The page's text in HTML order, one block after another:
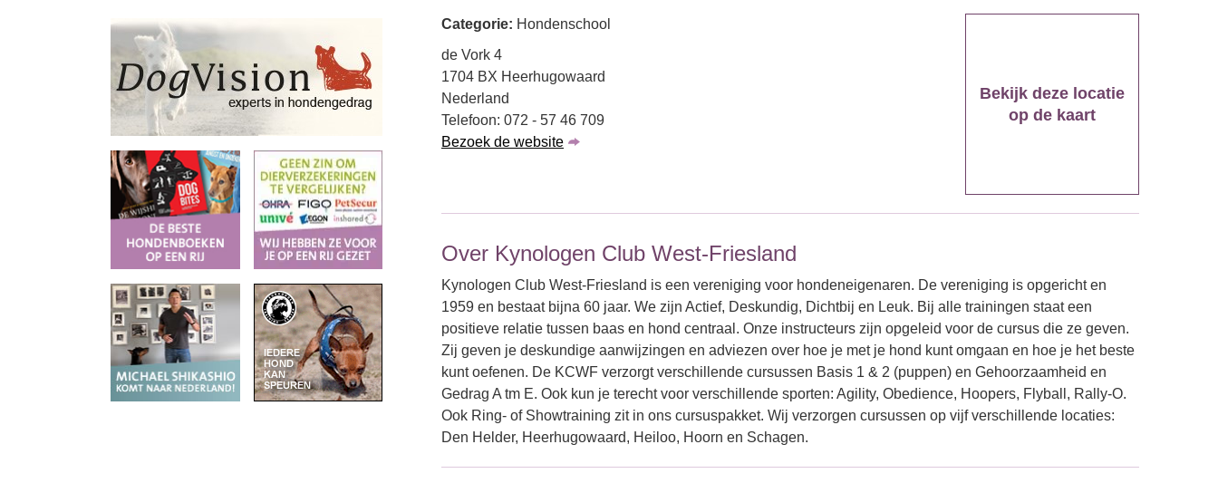
Categorie: Hondenschool
de Vork 4
1704 BX Heerhugowaard
Nederland
Telefoon: 072 - 57 46 709
Bezoek de website
Bekijk deze locatie
op de kaart
Over Kynologen Club West-Friesland
Kynologen Club West-Friesland is een vereniging voor hondeneigenaren. De vereniging is opgericht en
1959 en bestaat bijna 60 jaar. We zijn Actief, Deskundig, Dichtbij en Leuk. Bij alle trainingen staat een
positieve relatie tussen baas en hond centraal. Onze instructeurs zijn opgeleid voor de cursus die ze geven.
Zij geven je deskundige aanwijzingen en adviezen over hoe je met je hond kunt omgaan en hoe je het beste
kunt oefenen. De KCWF verzorgt verschillende cursussen Basis 1 & 2 (puppen) en Gehoorzaamheid en
Gedrag A tm E. Ook kun je terecht voor verschillende sporten: Agility, Obedience, Hoopers, Flyball, Rally-O.
Ook Ring- of Showtraining zit in ons cursuspakket. Wij verzorgen cursussen op vijf verschillende locaties:
Den Helder, Heerhugowaard, Heiloo, Hoorn en Schagen.